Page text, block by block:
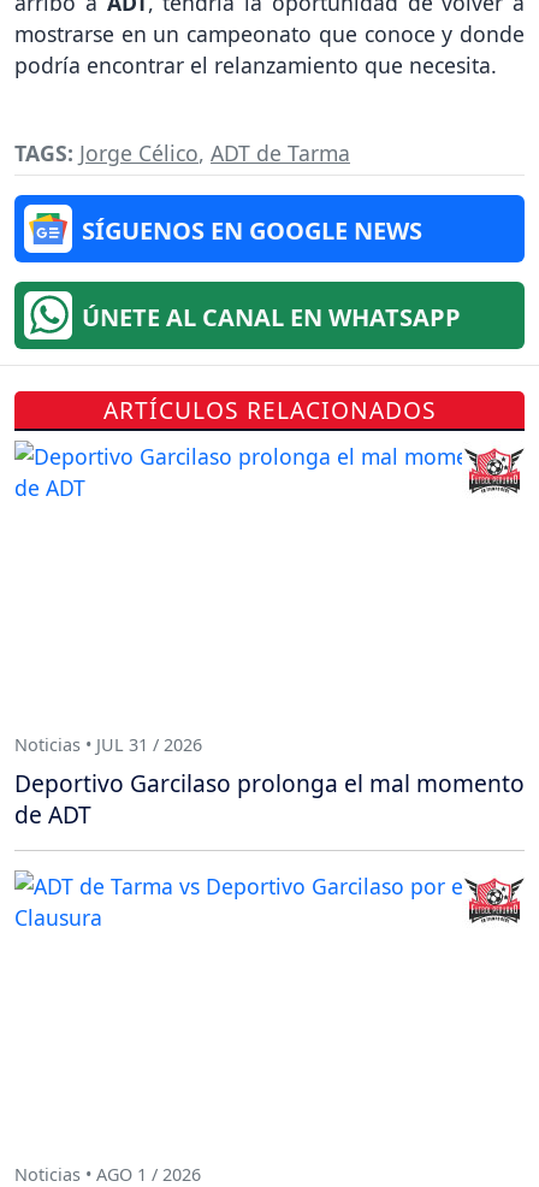
mostrarse en un campeonato que conoce y donde
podría encontrar el relanzamiento que necesita.
TAGS: Jorge Célico, ADT de Tarma
SÍGUENOS EN GOOGLE NEWS
ÚNETE AL CANAL EN WHATSAPP
ARTÍCULOS RELACIONADOS
Noticias • JUL 31 / 2026
Deportivo Garcilaso prolonga el mal momento
de ADT
Noticias • AGO 1 / 2026